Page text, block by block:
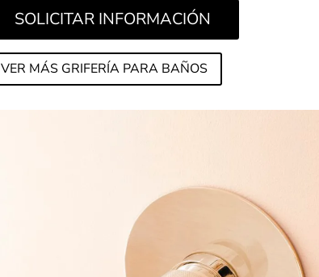
SOLICITAR INFORMACIÓN
VER MÁS GRIFERÍA PARA BAÑOS